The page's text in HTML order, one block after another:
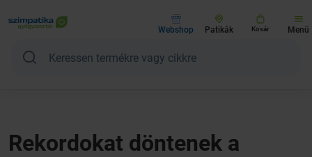
Webshop Patikák Kosár Menü
Rekordokat döntenek a